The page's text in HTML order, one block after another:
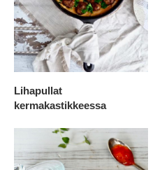
Lihapullat
kermakastikkeessa